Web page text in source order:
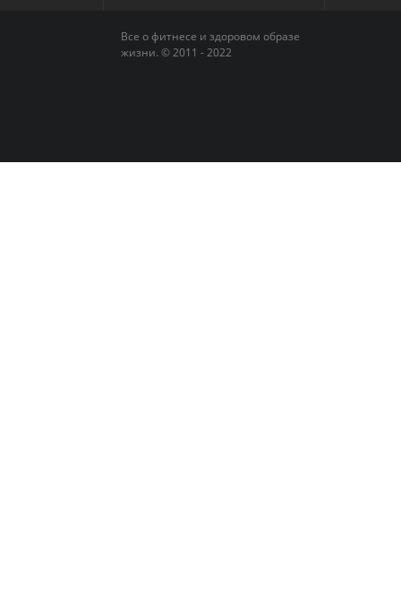
Все о фитнесе и здоровом образе
жизни. © 2011 - 2022